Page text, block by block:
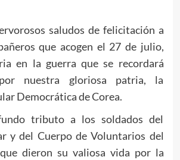
saludos de felicitación a
que acogen el 27 de julio,
en la guerra que se recordará
nuestra gloriosa patria, la
Democrática de Corea.
tributo a los soldados del
y del Cuerpo de Voluntarios del
dieron su valiosa vida por la